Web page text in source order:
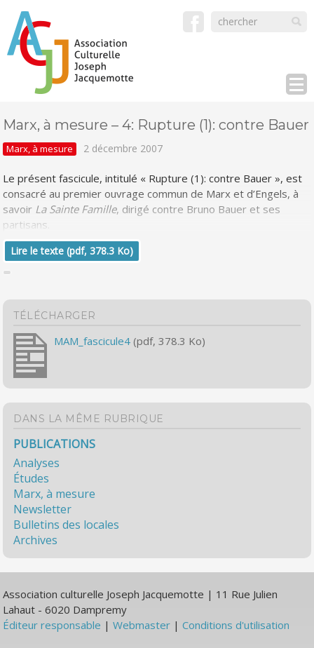
Marx, à mesure – 4: Rupture (1): contre Bauer
Marx, à mesure 2 décembre 2007
Le présent fascicule, intitulé « Rupture (1): contre Bauer », est
consacré au premier ouvrage commun de Marx et d’Engels, à
savoir La Sainte Famille, dirigé contre Bruno Bauer et ses
partisans.
Lire le texte (pdf, 378.3 Ko)
TÉLÉCHARGER
MAM_fascicule4 (pdf, 378.3 Ko)
DANS LA MÊME RUBRIQUE
PUBLICATIONS
Analyses
Études
Marx, à mesure
Newsletter
Bulletins des locales
Archives
Association culturelle Joseph Jacquemotte | 11 Rue Julien
Lahaut - 6020 Dampremy
Éditeur responsable |Webmaster |Conditions d'utilisation